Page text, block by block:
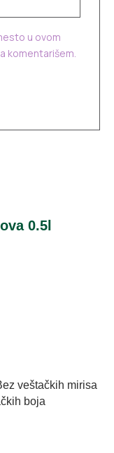
u ovom
komentarišem.
0.5l
veštačkih mirisa
boja